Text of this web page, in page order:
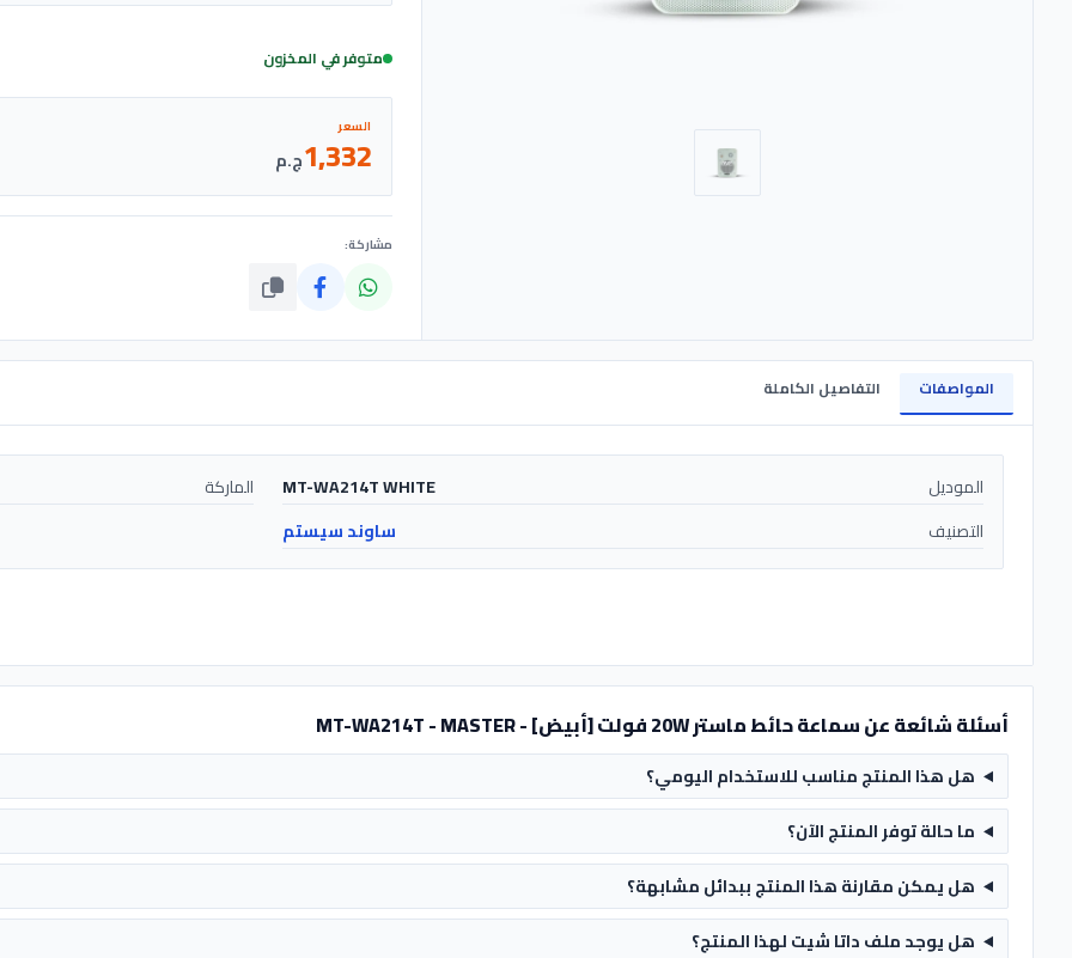
متوفر في المخزون
السعر
1,332ج.م
مشاركة:
المواصفات التفاصيل الكاملة
الموديل MT-WA214T WHITE الماركة
التصنيف
ساوند سيستم
أسئلة شائعة عن سماعة حائط ماستر 20W فولت [أبيض] - MT-WA214T - MASTER
هل هذا المنتج مناسب للاستخدام اليومي؟
ما حالة توفر المنتج الآن؟
هل يمكن مقارنة هذا المنتج ببدائل مشابهة؟
هل يوجد ملف داتا شيت لهذا المنتج؟